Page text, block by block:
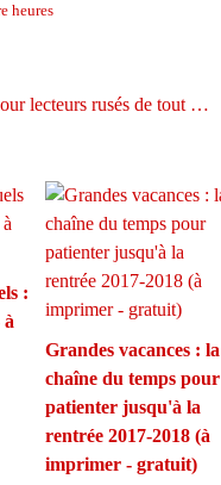
heures
4 styles de marque-pages renards pour lecteurs rusés de tout âge (à imprimer - gratuit)
:
Grandes vacances : la
chaîne du temps pour
patienter jusqu'à la
rentrée 2017-2018 (à
imprimer - gratuit)